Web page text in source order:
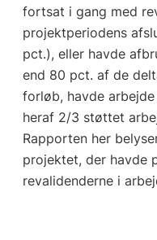
fortsat i gang med
projektperiodens
pct.), eller havde
end 80 pct. af de
forløb, havde
heraf 2/3 støttet
Rapporten her
projektet, der havde
revalidenderne i